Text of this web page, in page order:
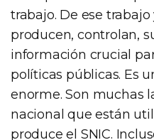
trabajo. De ese
producen, controlan,
información crucial
políticas públicas. Es
enorme. Son muchas
nacional que están
produce el SNIC.